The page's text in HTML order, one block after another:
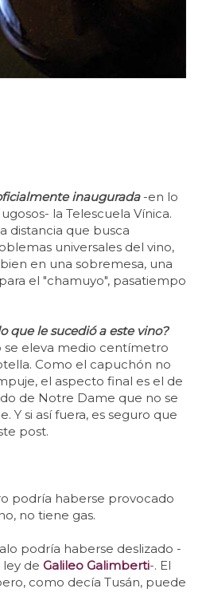
inaugurada-en lo
la Telescuela Vínica.
distancia que busca
universales del vino,
en una sobremesa, una
el "chamuyo", pasatiempo
que le sucedió a este vino?
se eleva medio centímetro
Como el capuchón no
el aspecto final es el de
de Notre Dame que no se
Y si así fuera, es seguro que
post.
podría haberse provocado
no tiene gas.
podría haberse deslizado -
de Galileo Galimberti-. El
como decía Tusán, puede